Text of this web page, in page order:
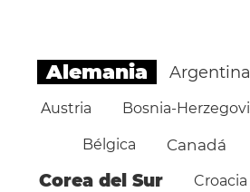
Alemania Argentina
Austria Bosnia-
Bélgica Canadá
Corea del Sur Croacia